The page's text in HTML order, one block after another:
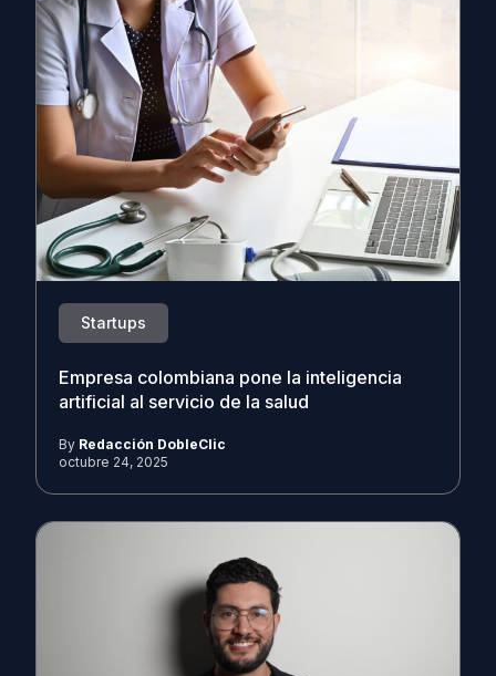
Startups
Empresa colombiana pone la inteligencia
artificial al servicio de la salud
By Redacción DobleClic
octubre 24, 2025